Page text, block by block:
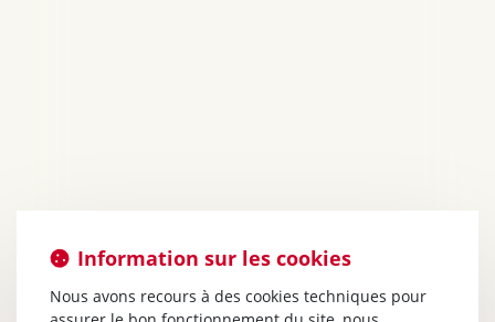
Information sur les cookies
Nous avons recours à des cookies techniques pour